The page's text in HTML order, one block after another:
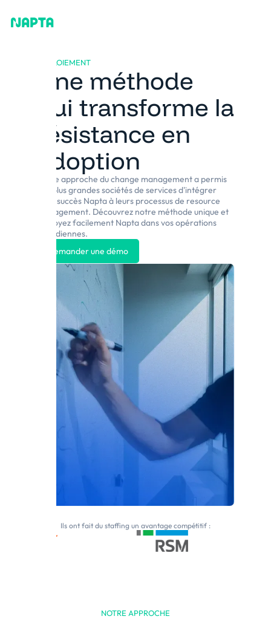
DÉPLOIEMENT
Une méthode
qui transforme la
résistance en
adoption
Notre approche du change management a permis
aux plus grandes sociétés de services d'intégrer
avec succès Napta à leurs processus de resource
management. Découvrez notre méthode unique et
déployez facilement Napta dans vos opérations
quotidiennes.
Demander une démo
Ils ont fait du staffing un avantage compétitif :
NOTRE APPROCHE